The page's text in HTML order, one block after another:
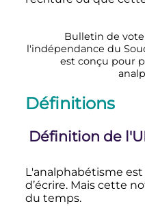
Bulletin de
l'indépendance du
est conçu pour
Définitions
Définition de
L'analphabétisme
d’écrire. Mais cette
du temps.